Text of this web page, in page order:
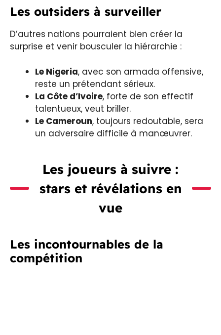
Les outsiders à surveiller
D’autres nations pourraient bien créer la
surprise et venir bousculer la hiérarchie :
Le Nigeria, avec son armada offensive,
reste un prétendant sérieux.
La Côte d’Ivoire, forte de son effectif
talentueux, veut briller.
Le Cameroun, toujours redoutable, sera
un adversaire difficile à manœuvrer.
Les joueurs à suivre :
stars et révélations en
vue
Les incontournables de la
compétition